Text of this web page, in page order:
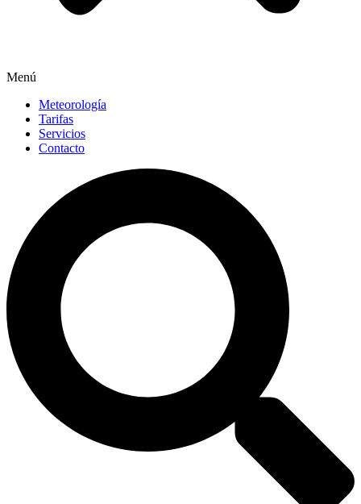
Menú
Meteorología
Tarifas
Servicios
Contacto